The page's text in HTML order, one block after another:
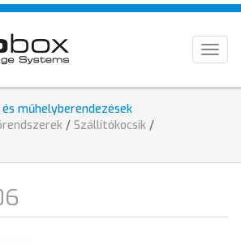
műhelyberendezések
/ Szállítókocsik /